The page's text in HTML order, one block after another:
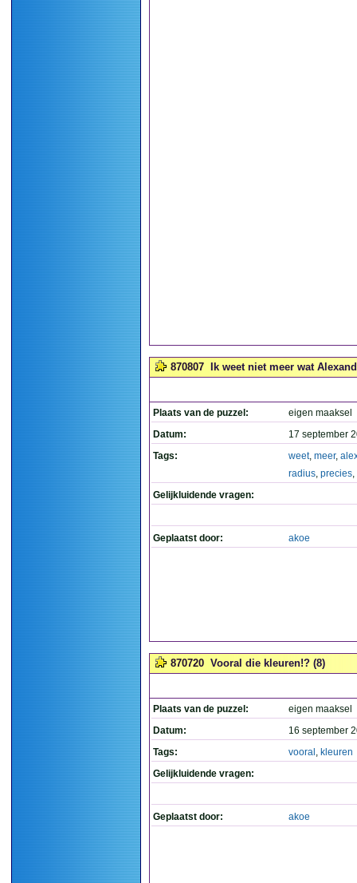
870807 Ik weet niet meer wat
Plaats van de puzzel:
eigen maaksel
Datum:
17 september
Tags:
weet, meer,
radius, precies,
Gelijkluidende vragen:
Geplaatst door: akoe
870720 Vooral die kleuren!? (8)
Plaats van de puzzel:
eigen maaksel
Datum:
16 september
Tags:
vooral , kleuren
Gelijkluidende vragen:
Geplaatst door: akoe